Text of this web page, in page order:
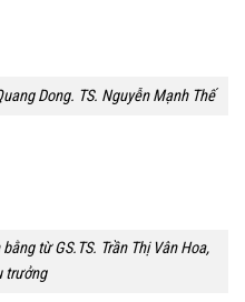
Dong. TS. Nguyễn Mạnh Thế
từ GS.TS. Trần Thị Vân Hoa,
trưởng